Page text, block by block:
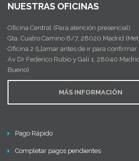
NUESTRAS OFICINAS
Oficina Central (Para atención presencial)
Gta. Cuatro Camino 6/7, 28020 Madrid
Oficina 2 (Llamar antes de ir para confirmar
Av Dr Federico Rubio y Gali 1, 28040
Bueno)
MÁS INFORMACIÓN
Pago Rápido
Completar pagos pendientes